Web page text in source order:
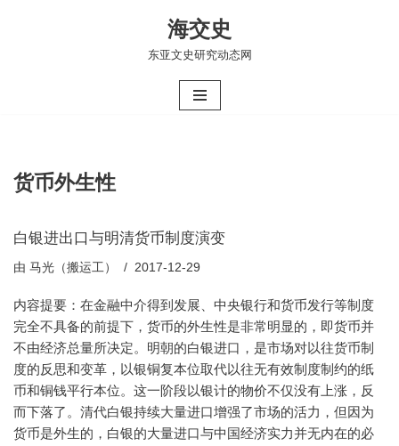
海交史
东亚文史研究动态网
货币外生性
白银进出口与明清货币制度演变
由 马光（搬运工） 2017-12-29
内容提要：在金融中介得到发展、中央银行和货币发行等制度
完全不具备的前提下，货币的外生性是非常明显的，即货币并
不由经济总量所决定。明朝的白银进口，是市场对以往货币制
度的反思和变革，以银铜复本位取代以往无有效制度制约的纸
币和铜钱平行本位。这一阶段以银计的物价不仅没有上涨，反
而下落了。清代白银持续大量进口增强了市场的活力，但因为
货币是外生的，白银的大量进口与中国经济实力并无内在的必